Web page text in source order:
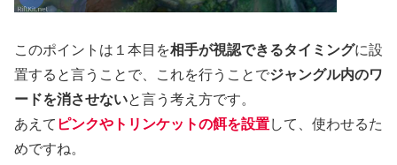
このポイントは１本目を相手が視認できるタイミングに設
置すると言うことで、これを行うことでジャングル内のワ
ードを消させないと言う考え方です。
あえて ピンクやトリンケットの餌を設置して、使わせるた
めですね。